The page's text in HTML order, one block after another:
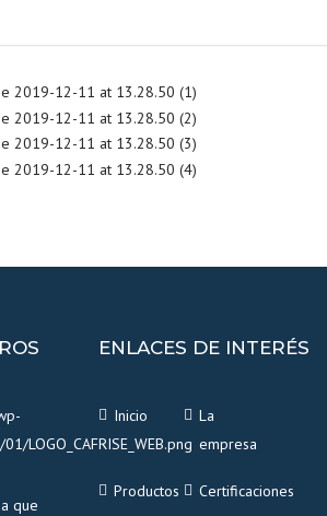
que
ENLACES DE INTERÉS
Inicio
La
empresa
Productos Certificaciones